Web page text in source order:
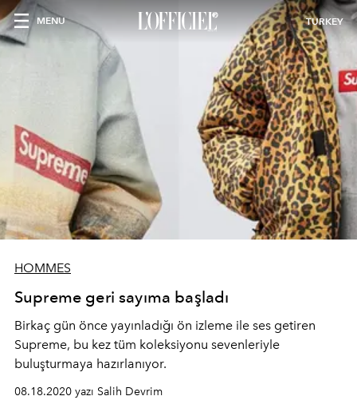
MENU TURKEY
HOMMES
Supreme geri sayıma başladı
Birkaç gün önce yayınladığı ön izleme ile ses getiren
Supreme, bu kez tüm koleksiyonu sevenleriyle
buluşturmaya hazırlanıyor.
08.18.2020 yazı Salih Devrim